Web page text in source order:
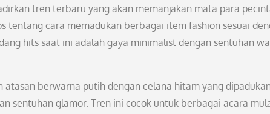
tren terbaru yang akan memanjakan mata para
tentang cara memadukan berbagai item fashion sesuai
hits saat ini adalah gaya minimalist dengan sentuhan
berwarna putih dengan celana hitam yang
sentuhan glamor. Tren ini cocok untuk berbagai acara